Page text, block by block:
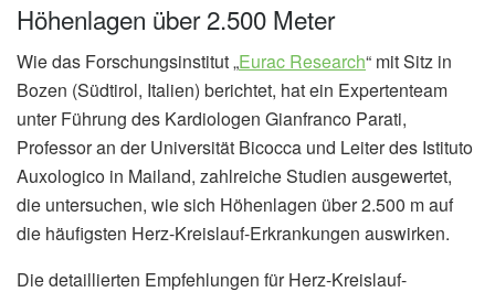
Höhenlagen über 2.500 Meter
Wie das Forschungsinstitut „Eurac Research“ mit Sitz in
Bozen (Südtirol, Italien) berichtet, hat ein Expertenteam
unter Führung des Kardiologen Gianfranco Parati,
Professor an der Universität Bicocca und Leiter des Istituto
Auxologico in Mailand, zahlreiche Studien ausgewertet,
die untersuchen, wie sich Höhenlagen über 2.500 m auf
die häufigsten Herz-Kreislauf-Erkrankungen auswirken.
Die detaillierten Empfehlungen für Herz-Kreislauf-